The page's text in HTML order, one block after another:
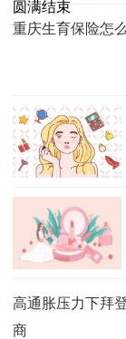
重庆生育保险怎
高通胀压力下拜
商